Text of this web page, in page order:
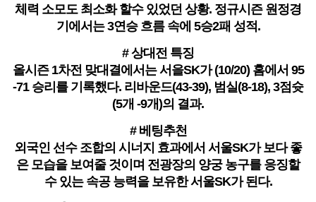
체력 소모도 최소화 할수 있었던 상황. 정규시즌 원정경
기에서는 3연승 흐름 속에 5승2패 성적.
# 상대전 특징
올시즌 1차전 맞대결에서는 서을SK가 (10/20) 홈에서 95
-71 승리를 기록했다. 리바운드(43-39), 범실(8-18), 3점슛
(5개 -9개)의 결과.
# 베팅추천
외국인 선수 조합의 시너지 효과에서 서울SK가 보다 좋
은 모습을 보여줄 것이며 전광장의 양궁 농구를 응징할
수 있는 속공 능력을 보유한 서울SK가 된다.